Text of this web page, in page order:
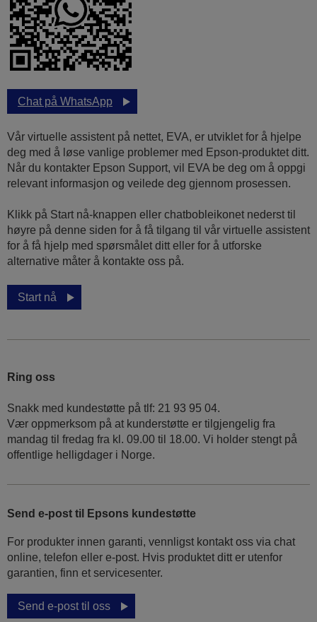
Chat på WhatsApp
Vår virtuelle assistent på nettet, EVA, er utviklet for å hjelpe
deg med å løse vanlige problemer med Epson-produktet ditt.
Når du kontakter Epson Support, vil EVA be deg om å oppgi
relevant informasjon og veilede deg gjennom prosessen.
Klikk på Start nå-knappen eller chatbobleikonet nederst til
høyre på denne siden for å få tilgang til vår virtuelle assistent
for å få hjelp med spørsmålet ditt eller for å utforske
alternative måter å kontakte oss på.
Start nå
Ring oss
Snakk med kundestøtte på tlf: 21 93 95 04.
Vær oppmerksom på at kunderstøtte er tilgjengelig fra
mandag til fredag fra kl. 09.00 til 18.00. Vi holder stengt på
offentlige helligdager i Norge.
Send e-post til Epsons kundestøtte
For produkter innen garanti, vennligst kontakt oss via chat
online, telefon eller e-post. Hvis produktet ditt er utenfor
garantien, finn et servicesenter.
Send e-post til oss